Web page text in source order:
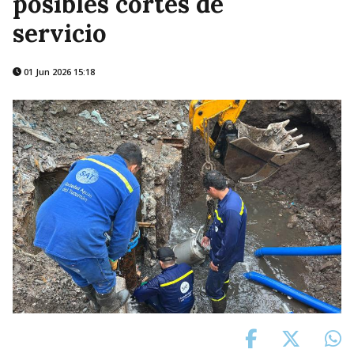
servicio
01 Jun 2026 15:18